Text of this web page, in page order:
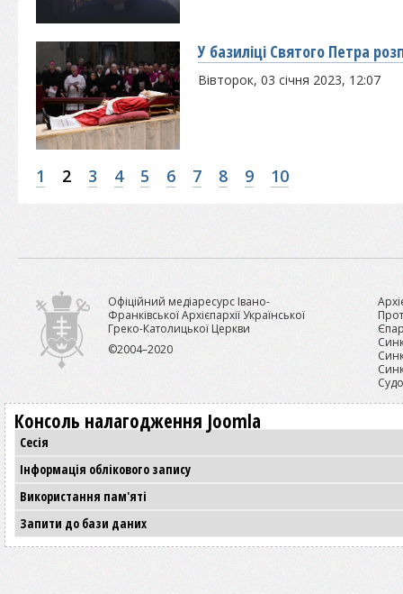
У базиліці Святого Петра
Вівторок, 03 січня 2023, 12:07
1 2 3 4 5 6 7 8 9 10
Офіційний медіаресурс Івано-
Франківської Архієпархії Української
Греко-Католицької Церкви
©2004–2020
Консоль налагодження Joomla
Сесія
Інформація облікового запису
Використання пам'яті
Запити до бази даних